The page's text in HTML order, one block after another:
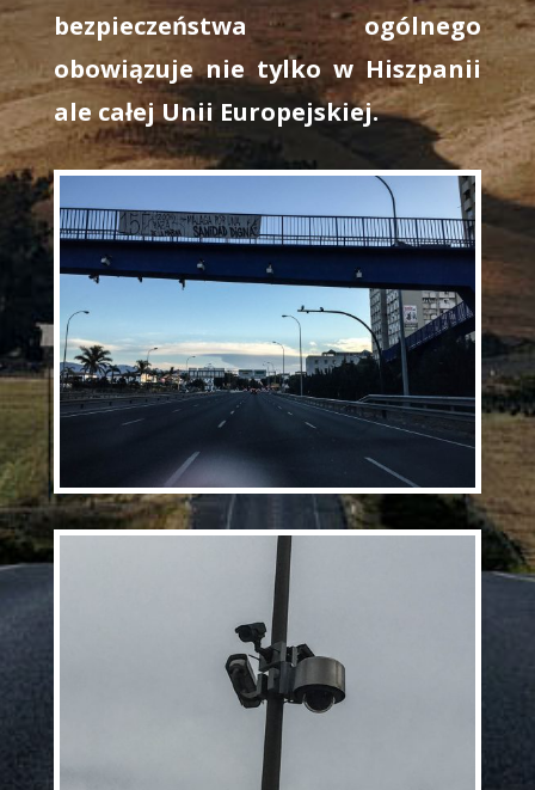
bezpieczeństwa ogólnego
obowiązuje nie tylko w Hiszpanii
ale całej Unii Europejskiej.